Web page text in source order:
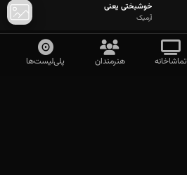
خوشبختی یعنی
آرمیک
تماشاخانه هنرمندان پلی‌لیست‌ها